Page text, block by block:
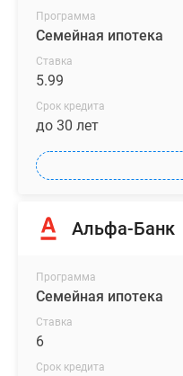
Программа
Семейная ипотека
Ставка
5.99
Срок кредита
до 30 лет
Альфа-Банк
Программа
Семейная ипотека
Ставка
6
Срок кредита